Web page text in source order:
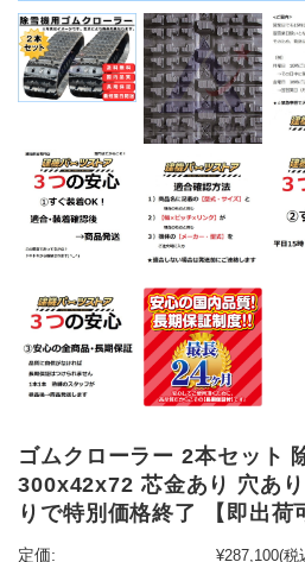
ゴムクローラー 2本セット
300x42x72 芯金あり 穴あ
りで特別価格終了 【即出荷
定価: ¥287,100(税